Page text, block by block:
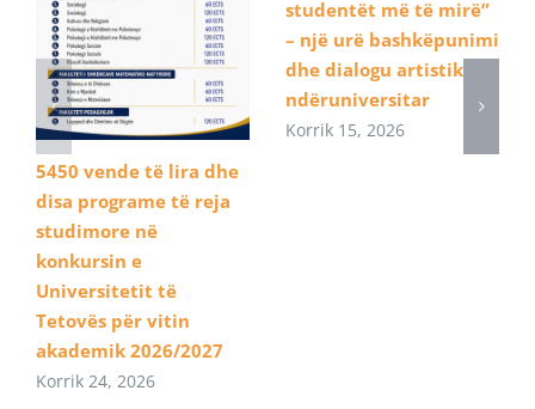
5450 vende të lira dhe
disa programe të reja
studimore në
konkursin e
Universitetit të
Tetovës për vitin
akademik 2026/2027
Korrik 24, 2026
studentët më të mirë”
– një urë bashkëpunimi
dhe dialogu artistik
ndëruniversitar
Korrik 15, 2026